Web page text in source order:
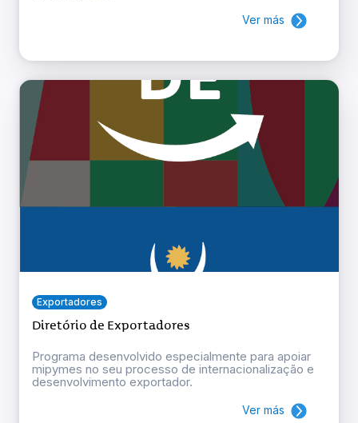
Ver más
Exportadores
Diretório de Exportadores
Programa desenvolvido especialmente para apoiar
mipymes no seu processo de internacionalização e
desenvolvimento exportador.
Ver más